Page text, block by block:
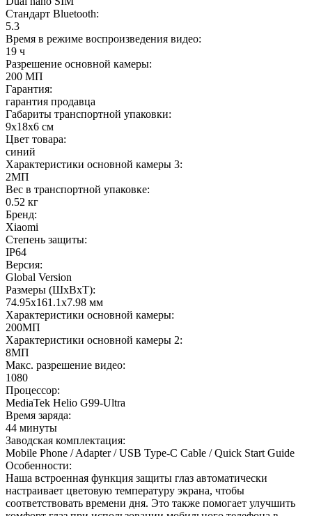
Стандарт Bluetooth:
5.3
Время в режиме воспроизведения видео:
19 ч
Разрешение основной камеры:
200 МП
Гарантия:
гарантия продавца
Габариты транспортной упаковки:
9х18х6 см
Цвет товара:
синий
Характеристики основной камеры 3:
2МП
Вес в транспортной упаковке:
0.52 кг
Бренд:
Xiaomi
Степень защиты:
IP64
Версия:
Global Version
Размеры (ШxВxТ):
74.95x161.1x7.98 мм
Характеристики основной камеры:
200МП
Характеристики основной камеры 2:
8МП
Макс. разрешение видео:
1080
Процессор:
MediaTek Helio G99-Ultra
Время заряда:
44 минуты
Заводская комплектация:
Mobile Phone / Adapter / USB Type-C Cable / Quick Start Guide
Особенности:
Наша встроенная функция защиты глаз автоматически
настраивает цветовую температуру экрана, чтобы
соответствовать времени дня. Это также помогает улучшить